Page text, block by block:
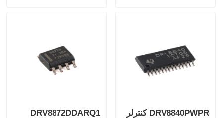
DRV8840PWPR کنترلر
DRV8872DDARQ1